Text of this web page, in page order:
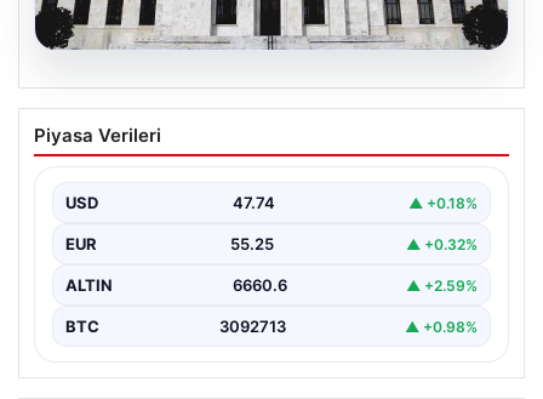
06.08.2026
Fed faizi sabit tuttu
{ "title": "ABD Merkez Bankası Faiz Oranında Değişiklik
Piyasa Verileri
USD 47.74 ▲ +0.18%
EUR 55.25 ▲ +0.32%
ALTIN 6660.6 ▲ +2.59%
BTC 3092713 ▲ +0.98%